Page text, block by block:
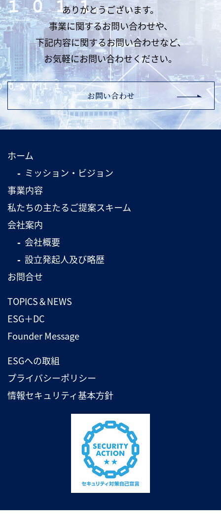
ありがとうございます。
事業に関するお問い合わせや、
下記内容に関するお問い合わせなど、
お気軽にお問い合わせください。
お問い合わせ
ホーム
ミッション・ビジョン
事業内容
私たちの主たるご提案スキーム
会社案内
会社概要
設立発起人及び略歴
お問合せ
TOPICS＆NEWS
ESG＋DC
Founder Message
ESGへの取組
プライバシーポリシー
情報セキュリティ基本方針